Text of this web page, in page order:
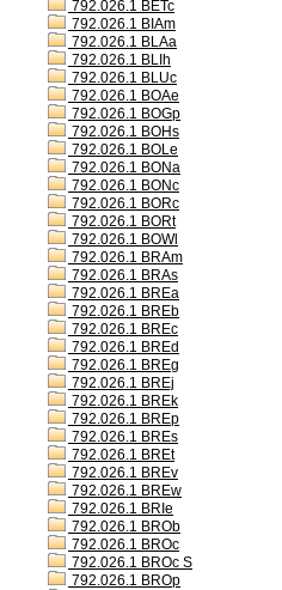
792.026.1 BETc
792.026.1 BIAm
792.026.1 BLAa
792.026.1 BLIh
792.026.1 BLUc
792.026.1 BOAe
792.026.1 BOGp
792.026.1 BOHs
792.026.1 BOLe
792.026.1 BONa
792.026.1 BONc
792.026.1 BORc
792.026.1 BORt
792.026.1 BOWl
792.026.1 BRAm
792.026.1 BRAs
792.026.1 BREa
792.026.1 BREb
792.026.1 BREc
792.026.1 BREd
792.026.1 BREg
792.026.1 BREj
792.026.1 BREk
792.026.1 BREp
792.026.1 BREs
792.026.1 BREt
792.026.1 BREv
792.026.1 BREw
792.026.1 BRIe
792.026.1 BROb
792.026.1 BROc
792.026.1 BROc S
792.026.1 BROp